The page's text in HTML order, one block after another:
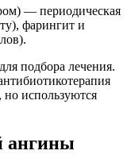
— периодическая
фарингит и
подбора лечения.
используются
ангины